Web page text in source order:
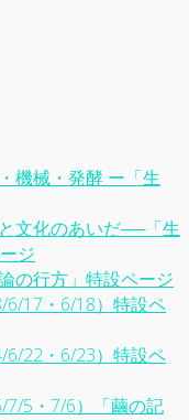
機械・発酵 ー「生
文化のあいだ──「生
ジ
の行方」特設ページ
6/17・6/18）特設ペ
6/22・6/23）特設ペ
7/5・7/6）「繭の記